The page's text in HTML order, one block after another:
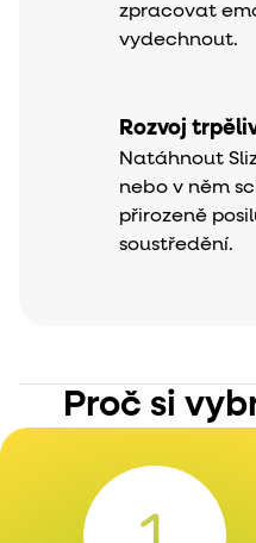
zpracovat
vydechnout.
Rozvoj
Natáhnout
nebo v něm
přirozeně
soustředění.
Proč si